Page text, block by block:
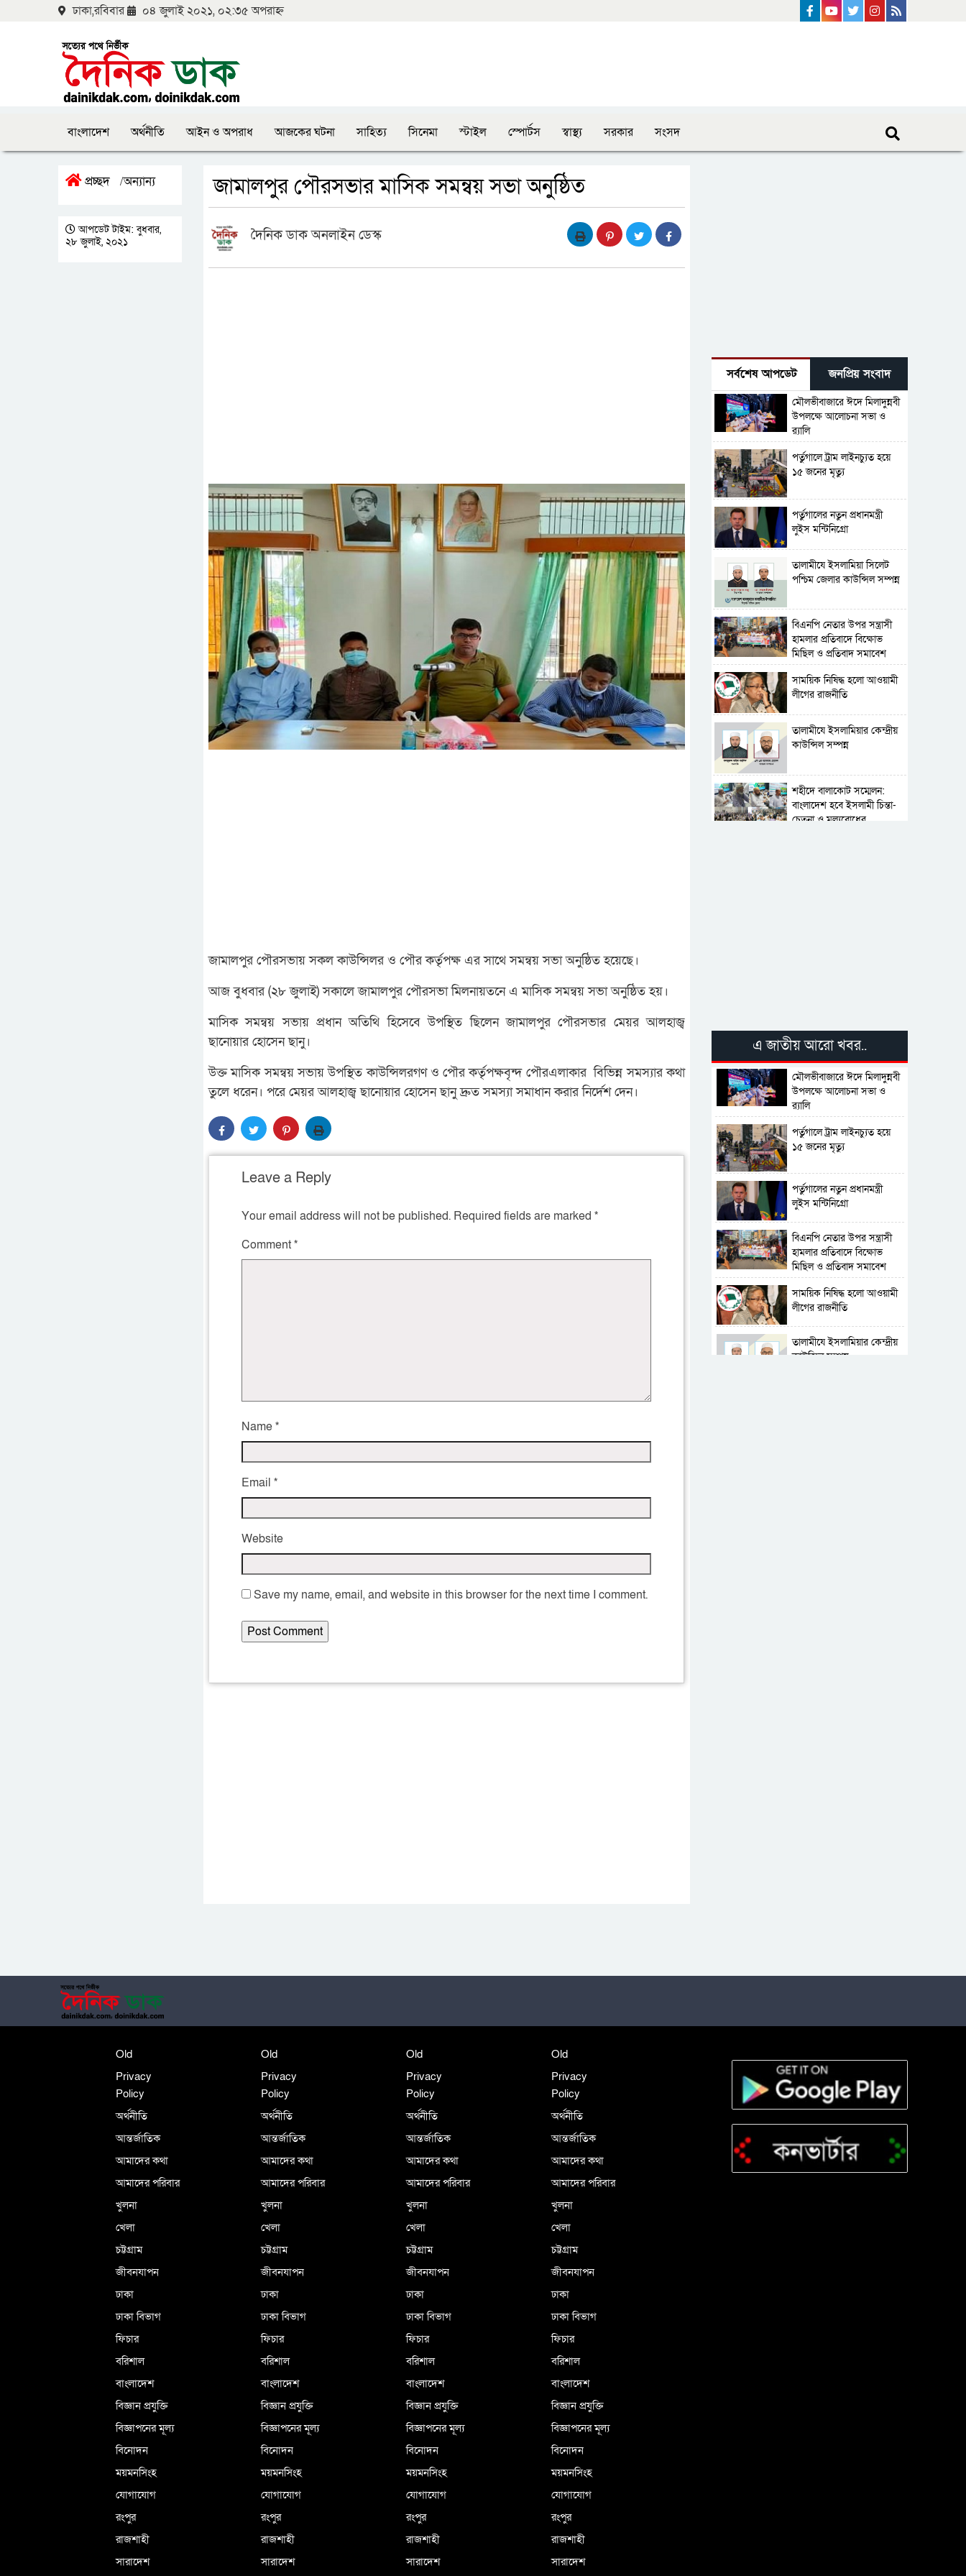
ঢাকা,রবিবার ০৪ জুলাই ২০২১, ০২:৩৫ অপরাহ্ন instagram
Twitter
Youtube
Facebook
বাংলাদেশ অর্থনীতি আইন ও অপরাধ আজকের ঘটনা সাহিত্য সিনেমা স্টাইল স্পোর্টস স্বাস্থ্য সরকার সংসদ
প্রচ্ছদ /অন্যান্য
আপডেট টাইম: বুধবার,
২৮ জুলাই, ২০২১
জামালপুর পৌরসভার মাসিক সমন্বয় সভা অনুষ্ঠিত
দৈনিক ডাক অনলাইন ডেস্ক
জামালপুর পৌরসভায় সকল কাউন্সিলর ও পৌর কর্তৃপক্ষ এর সাথে সমন্বয় সভা অনুষ্ঠিত হয়েছে।
আজ বুধবার (২৮ জুলাই) সকালে জামালপুর পৌরসভা মিলনায়তনে এ মাসিক সমন্বয় সভা অনুষ্ঠিত হয়।
মাসিক সমন্বয় সভায় প্রধান অতিথি হিসেবে উপস্থিত ছিলেন জামালপুর পৌরসভার মেয়র আলহাজ্ব
ছানোয়ার হোসেন ছানু।
উক্ত মাসিক সমন্বয় সভায় উপস্থিত কাউন্সিলরগণ ও পৌর কর্তৃপক্ষবৃন্দ পৌরএলাকার বিভিন্ন সমস্যার কথা
তুলে ধরেন। পরে মেয়র আলহাজ্ব ছানোয়ার হোসেন ছানু দ্রুত সমস্যা সমাধান করার নির্দেশ দেন।
Leave a Reply
Your email address will not be published. Required fields are marked *
Comment*
Name*
Email *
Website
Save my name, email, and website in this browser for the next time I comment.
সর্বশেষ আপডেট জনপ্রিয় সংবাদ
মৌলভীবাজারে ঈদে মিলাদুন্নবী
উপলক্ষে আলোচনা সভা ও
র‍্যালি
পর্তুগালে ট্রাম লাইনচ্যুত হয়ে
১৫ জনের মৃত্যু
পর্তুগালের নতুন প্রধানমন্ত্রী
লুইস মন্টিনিগ্রো
‎তালামীযে ইসলামিয়া সিলেট
পশ্চিম জেলার কাউন্সিল সম্পন্ন
বিএনপি নেতার উপর সন্ত্রাসী
হামলার প্রতিবাদে বিক্ষোভ
মিছিল ও প্রতিবাদ সমাবেশ
সাময়িক নিষিদ্ধ হলো আওয়ামী
লীগের রাজনীতি
‎তালামীযে ইসলামিয়ার কেন্দ্রীয়
কাউন্সিল সম্পন্ন
শহীদে বালাকোট সম্মেলন:
বাংলাদেশ হবে ইসলামী চিন্তা-
চেতনা ও মূল্যবোধের
এ জাতীয় আরো খবর..
মৌলভীবাজারে ঈদে মিলাদুন্নবী
উপলক্ষে আলোচনা সভা ও
র‍্যালি
পর্তুগালে ট্রাম লাইনচ্যুত হয়ে
১৫ জনের মৃত্যু
পর্তুগালের নতুন প্রধানমন্ত্রী
লুইস মন্টিনিগ্রো
বিএনপি নেতার উপর সন্ত্রাসী
হামলার প্রতিবাদে বিক্ষোভ
মিছিল ও প্রতিবাদ সমাবেশ
সাময়িক নিষিদ্ধ হলো আওয়ামী
লীগের রাজনীতি
‎তালামীযে ইসলামিয়ার কেন্দ্রীয়
কাউন্সিল সম্পন্ন
Old
Privacy
Policy
অর্থনীতি
আন্তর্জাতিক
আমাদের কথা
আমাদের পরিবার
খুলনা
খেলা
চট্টগ্রাম
জীবনযাপন
ঢাকা
ঢাকা বিভাগ
ফিচার
বরিশাল
বাংলাদেশ
বিজ্ঞান প্রযুক্তি
বিজ্ঞাপনের মূল্য
বিনোদন
ময়মনসিংহ
যোগাযোগ
রংপুর
রাজশাহী
সারাদেশ
Old
Privacy
Policy
অর্থনীতি
আন্তর্জাতিক
আমাদের কথা
আমাদের পরিবার
খুলনা
খেলা
চট্টগ্রাম
জীবনযাপন
ঢাকা
ঢাকা বিভাগ
ফিচার
বরিশাল
বাংলাদেশ
বিজ্ঞান প্রযুক্তি
বিজ্ঞাপনের মূল্য
বিনোদন
ময়মনসিংহ
যোগাযোগ
রংপুর
রাজশাহী
সারাদেশ
Old
Privacy
Policy
অর্থনীতি
আন্তর্জাতিক
আমাদের কথা
আমাদের পরিবার
খুলনা
খেলা
চট্টগ্রাম
জীবনযাপন
ঢাকা
ঢাকা বিভাগ
ফিচার
বরিশাল
বাংলাদেশ
বিজ্ঞান প্রযুক্তি
বিজ্ঞাপনের মূল্য
বিনোদন
ময়মনসিংহ
যোগাযোগ
রংপুর
রাজশাহী
সারাদেশ
Old
Privacy
Policy
অর্থনীতি
আন্তর্জাতিক
আমাদের কথা
আমাদের পরিবার
খুলনা
খেলা
চট্টগ্রাম
জীবনযাপন
ঢাকা
ঢাকা বিভাগ
ফিচার
বরিশাল
বাংলাদেশ
বিজ্ঞান প্রযুক্তি
বিজ্ঞাপনের মূল্য
বিনোদন
ময়মনসিংহ
যোগাযোগ
রংপুর
রাজশাহী
সারাদেশ